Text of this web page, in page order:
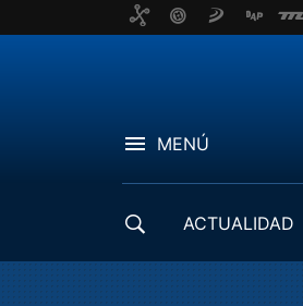
MENÚ
ACTUALIDAD